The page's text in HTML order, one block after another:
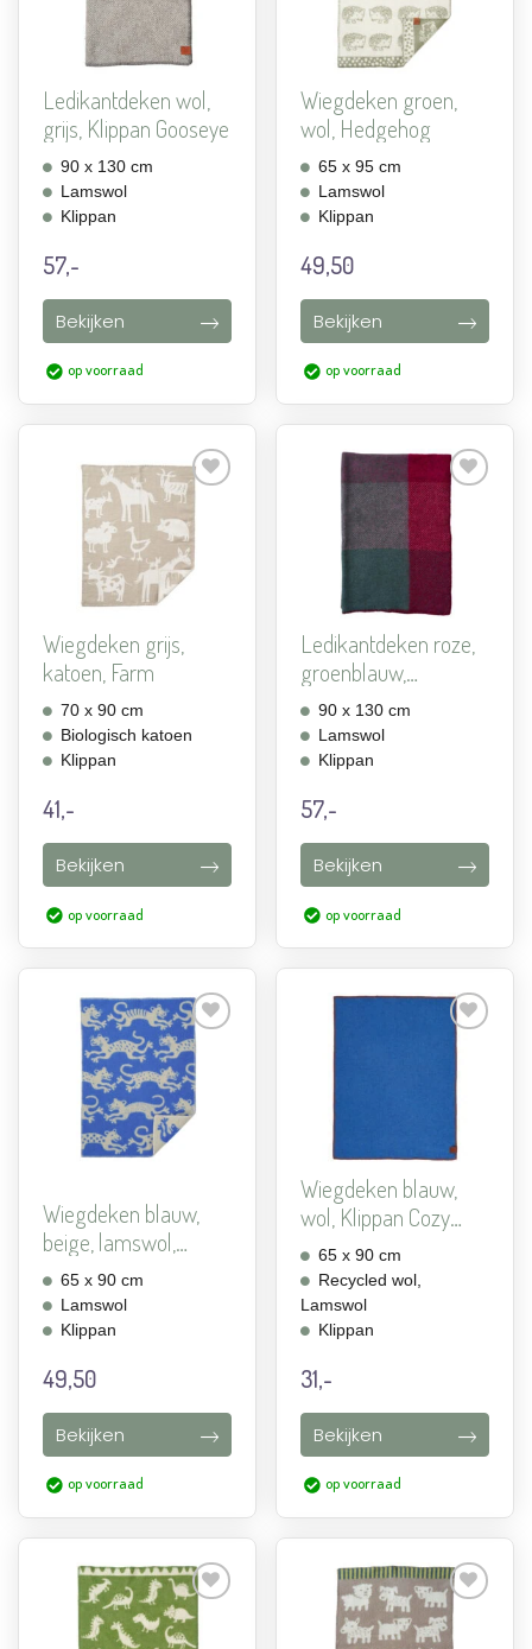
Ledikantdeken wol,
grijs, Klippan Gooseye
90 x 130 cm
Lamswol
Klippan
57,-
Bekijken
op voorraad
Wiegdeken groen,
wol, Hedgehog
65 x 95 cm
Lamswol
Klippan
49,50
Bekijken
op voorraad
Aan
verlanglijst
toevoegen
Wiegdeken grijs,
katoen, Farm
70 x 90 cm
Biologisch katoen
Klippan
41,-
Bekijken
op voorraad
Aan
verlanglijst
toevoegen
Ledikantdeken roze,
groenblauw,
lamswol,...
90 x 130 cm
Lamswol
Klippan
57,-
Bekijken
op voorraad
Aan
verlanglijst
toevoegen
Wiegdeken blauw,
beige, lamswol,
Klippan...
65 x 90 cm
Lamswol
Klippan
49,50
Bekijken
op voorraad
Aan
toevoegen
Wiegdeken blauw,
wol, Klippan Cozy
Baby ...
65 x 90 cm
Recycled wol,
Lamswol
Klippan
31,-
Bekijken
op voorraad
Aan
verlanglijst
Aan
verlanglijst